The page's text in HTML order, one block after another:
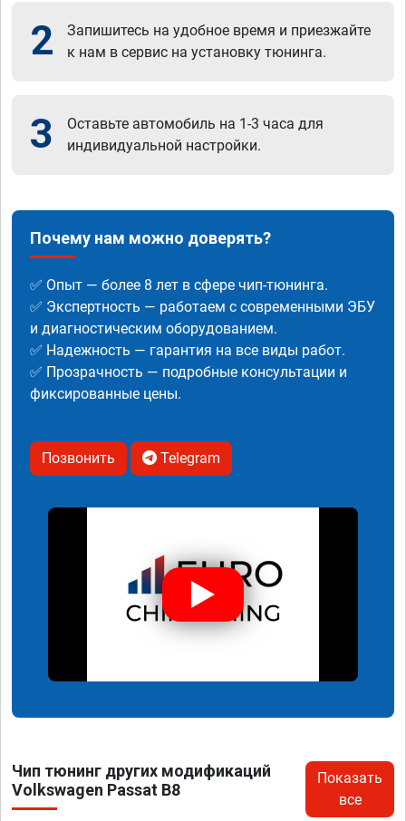
2
Запишитесь на удобное время и приезжайте
к нам в сервис на установку тюнинга.
3
Оставьте автомобиль на 1-3 часа для
индивидуальной настройки.
Почему нам можно доверять?
✅ Опыт — более 8 лет в сфере чип-тюнинга.
✅ Экспертность — работаем с современными ЭБУ
и диагностическим оборудованием.
✅ Надежность — гарантия на все виды работ.
✅ Прозрачность — подробные консультации и
фиксированные цены.
Позвонить Telegram
Чип тюнинг других модификаций
Volkswagen Passat B8
Показать
все